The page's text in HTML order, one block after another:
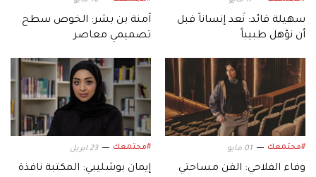
سهيلة قائد: نُعد إنساناً قبل
أن نؤهل طبيباً
آمنة بن بشر: الخوص سطح
تصميمي معاصر
#مجتمعك 01 مايو
وفاء الفلاحي: الفن مساحتي
#مجتمعك 23 ابريل
إيمان بوشليبي: المكتبة نافذة